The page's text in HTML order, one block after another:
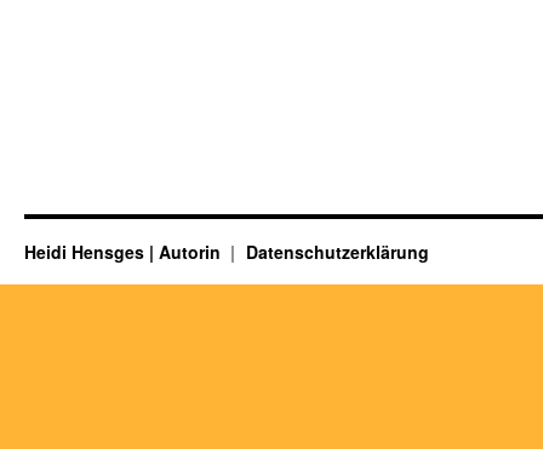
Heidi Hensges | Autorin Datenschutzerklärung